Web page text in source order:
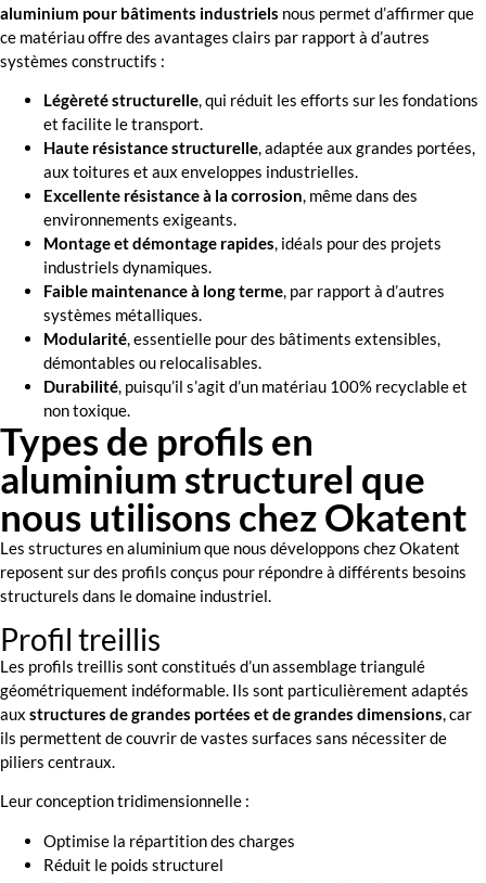
aluminium pour bâtiments industriels nous permet d’affirmer que
ce matériau offre des avantages clairs par rapport à d’autres
systèmes constructifs :
Légèreté structurelle, qui réduit les efforts sur les fondations
et facilite le transport.
Haute résistance structurelle, adaptée aux grandes portées,
aux toitures et aux enveloppes industrielles.
Excellente résistance à la corrosion, même dans des
environnements exigeants.
Montage et démontage rapides, idéals pour des projets
industriels dynamiques.
Faible maintenance à long terme, par rapport à d’autres
systèmes métalliques.
Modularité, essentielle pour des bâtiments extensibles,
démontables ou relocalisables.
Durabilité, puisqu’il s’agit d’un matériau 100% recyclable et
non toxique.
Types de profils en
aluminium structurel que
nous utilisons chez Okatent
Les structures en aluminium que nous développons chez Okatent
reposent sur des profils conçus pour répondre à différents besoins
structurels dans le domaine industriel.
Profil treillis
Les profils treillis sont constitués d’un assemblage triangulé
géométriquement indéformable. Ils sont particulièrement adaptés
aux structures de grandes portées et de grandes dimensions, car
ils permettent de couvrir de vastes surfaces sans nécessiter de
piliers centraux.
Leur conception tridimensionnelle :
Optimise la répartition des charges
Réduit le poids structurel